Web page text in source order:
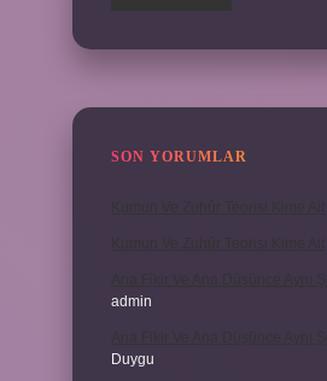
SON YORUMLAR
admin
Duygu